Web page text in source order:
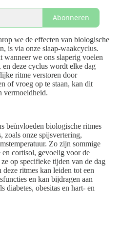
Abonneren
we de effecten van biologische
is via onze slaap-waakcyclus.
we ons slaperig voelen
deze cyclus wordt elke dag
ritme verstoren door
of vroeg op te staan, kan dit
vermoeidheid.
beïnvloeden biologische ritmes
zoals onze spijsvertering,
Zo zijn sommige
cortisol, gevoelig voor de
op specifieke tijden van de dag
ritmes kan leiden tot een
en kan bijdragen aan
diabetes, obesitas en hart- en